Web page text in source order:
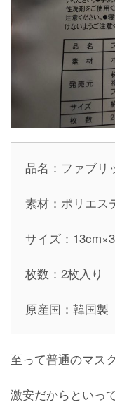
品名：ファブリ
素材：ポリエス
サイズ：
枚数：2枚入り
原産国：韓国製
至って普通のマス
激安だからといっ